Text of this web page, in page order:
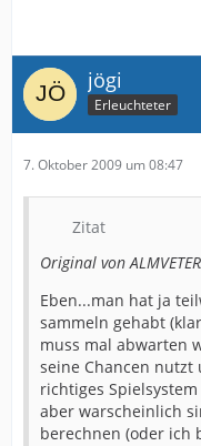
jögi
Erleuchteter
7. Oktober 2009 um 08:47
Zitat
Original von
Eben...man hat ja
sammeln gehabt
muss mal abwarten
seine Chancen nutzt
richtiges
aber warscheinlich
berechnen (oder ich